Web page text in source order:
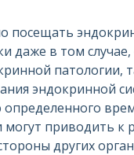
посещать
даже в том случае,
патологии,
эндокринной
определенного
могут приводить к
других